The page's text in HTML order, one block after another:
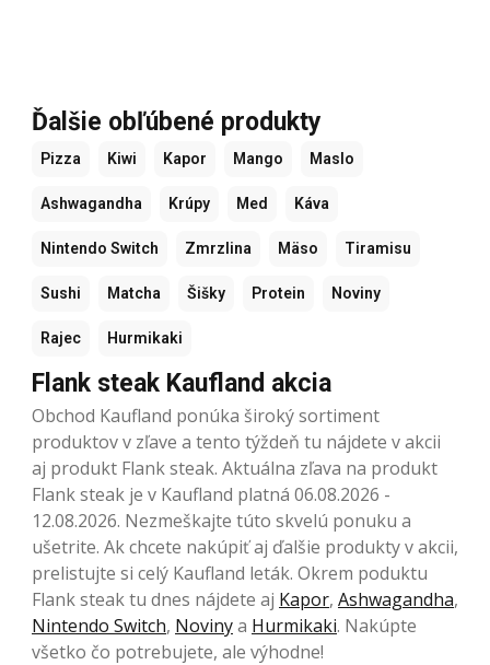
Ďalšie obľúbené produkty
Pizza Kiwi Kapor Mango Maslo
Ashwagandha Krúpy Med Káva
Nintendo Switch Zmrzlina Mäso Tiramisu
Sushi Matcha Šišky Protein Noviny
Rajec Hurmikaki
Flank steak Kaufland akcia
Obchod Kaufland ponúka široký sortiment
produktov v zľave a tento týždeň tu nájdete v akcii
aj produkt Flank steak. Aktuálna zľava na produkt
Flank steak je v Kaufland platná 06.08.2026 -
12.08.2026. Nezmeškajte túto skvelú ponuku a
ušetrite. Ak chcete nakúpiť aj ďalšie produkty v akcii,
prelistujte si celý Kaufland leták. Okrem poduktu
Flank steak tu dnes nájdete aj Kapor, Ashwagandha,
Nintendo Switch, Novinya Hurmikaki. Nakúpte
všetko čo potrebujete, ale výhodne!